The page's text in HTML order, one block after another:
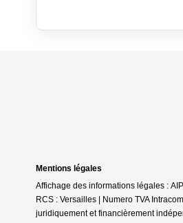
Mentions légales
Affichage des informations légales :
RCS : Versailles | Numero TVA
juridiquement et financièrement